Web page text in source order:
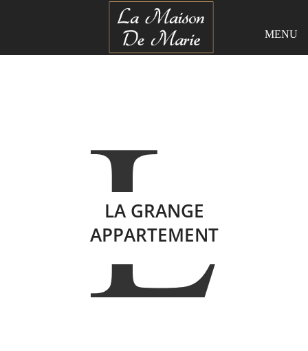
MENU
L
LA GRANGE
APPARTEMENT
Panneau de gestion des cookies